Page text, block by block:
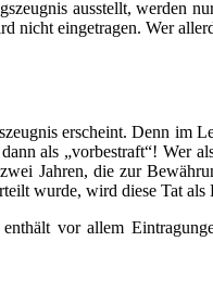
ausstellt, werden
eingetragen. Wer
erscheint. Denn im
als „vorbestraft“! Wer
Jahren, die zur
wurde, wird diese Tat
vor allem